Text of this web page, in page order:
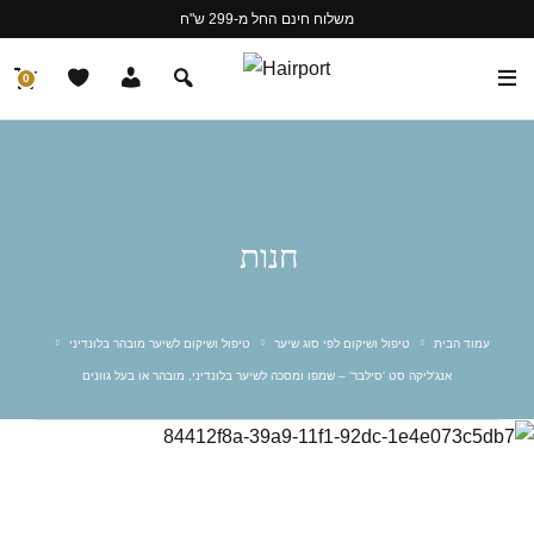
משלוח חינם החל מ-299 ש"ח
0
חנות
עמוד הבית טיפול ושיקום לפי סוג שיער טיפול ושיקום לשיער מובהר בלונדיני
אנג'ליקה סט 'סילבר' – שמפו ומסכה לשיער בלונדיני, מובהר או בעל גוונים